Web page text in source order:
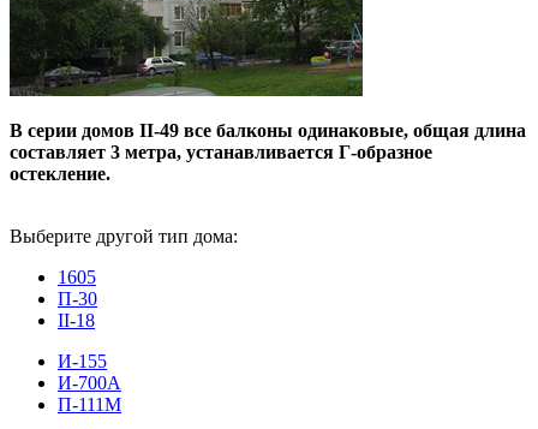
В серии домов II-49 все балконы одинаковые, общая длина
составляет 3 метра, устанавливается Г-образное
остекление.
Выберите другой тип дома:
1605
П-30
II-18
И-155
И-700А
П-111М